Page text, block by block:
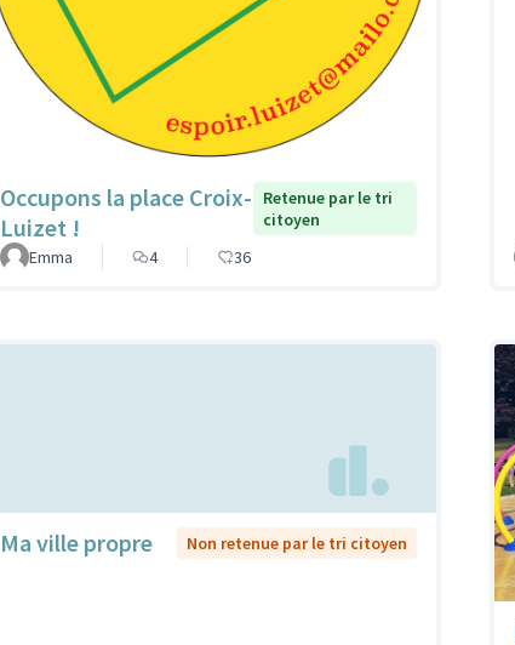
Occupons la place Croix-
Luizet !
Retenue par le tri
citoyen
Emma
4 36
Ma ville propre Non retenue par le tri citoyen